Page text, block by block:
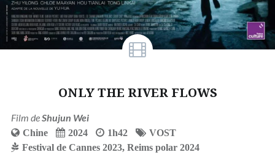
ONLY THE RIVER FLOWS
Film de Shujun Wei
Chine 2024 1h42
VOST
Festival de Cannes 2023, Reims polar 2024